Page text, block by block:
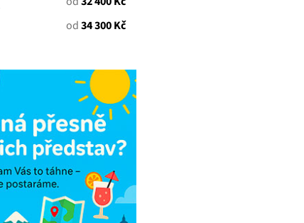
od34 300 Kč